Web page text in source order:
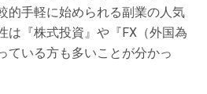
的手軽に始められる副業の人気
は『株式投資』や『FX（外国為
ている方も多いことが分かっ